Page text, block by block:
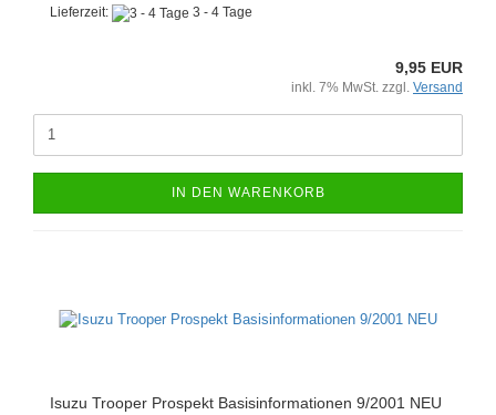
Lieferzeit: 3 - 4 Tage
9,95 EUR
inkl. 7% MwSt. zzgl. Versand
IN DEN WARENKORB
Isuzu Trooper Prospekt Basisinformationen 9/2001 NEU